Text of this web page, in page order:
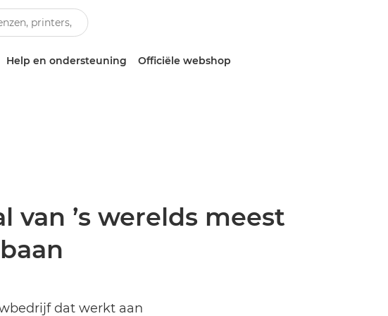
Help en ondersteuning Officiële webshop
’s werelds meest
dat werkt aan